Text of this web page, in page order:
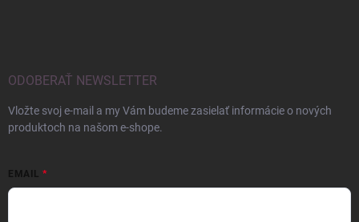
ODOBERAŤ NEWSLETTER
Vložte svoj e-mail a my Vám budeme zasielať informácie o nových
produktoch na našom e-shope.
EMAIL